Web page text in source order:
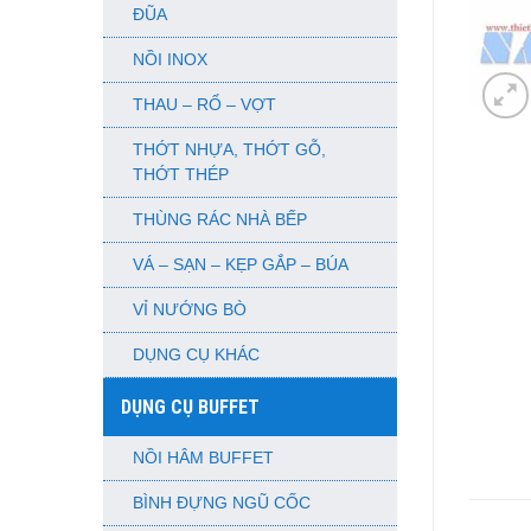
ĐŨA
NỒI INOX
THAU – RỔ – VỢT
THỚT NHỰA, THỚT GỖ,
THỚT THÉP
THÙNG RÁC NHÀ BẾP
VÁ – SẠN – KẸP GẮP – BÚA
VỈ NƯỚNG BÒ
DỤNG CỤ KHÁC
DỤNG CỤ BUFFET
NỒI HÂM BUFFET
BÌNH ĐỰNG NGŨ CỐC